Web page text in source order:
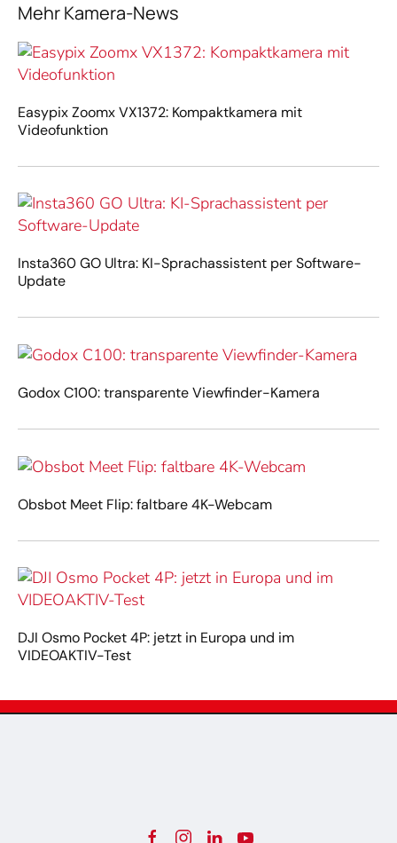
Mehr Kamera-News
Easypix Zoomx VX1372: Kompaktkamera mit
Videofunktion
Insta360 GO Ultra: KI-Sprachassistent per Software-
Update
Godox C100: transparente Viewfinder-Kamera
Obsbot Meet Flip: faltbare 4K-Webcam
DJI Osmo Pocket 4P: jetzt in Europa und im
VIDEOAKTIV-Test